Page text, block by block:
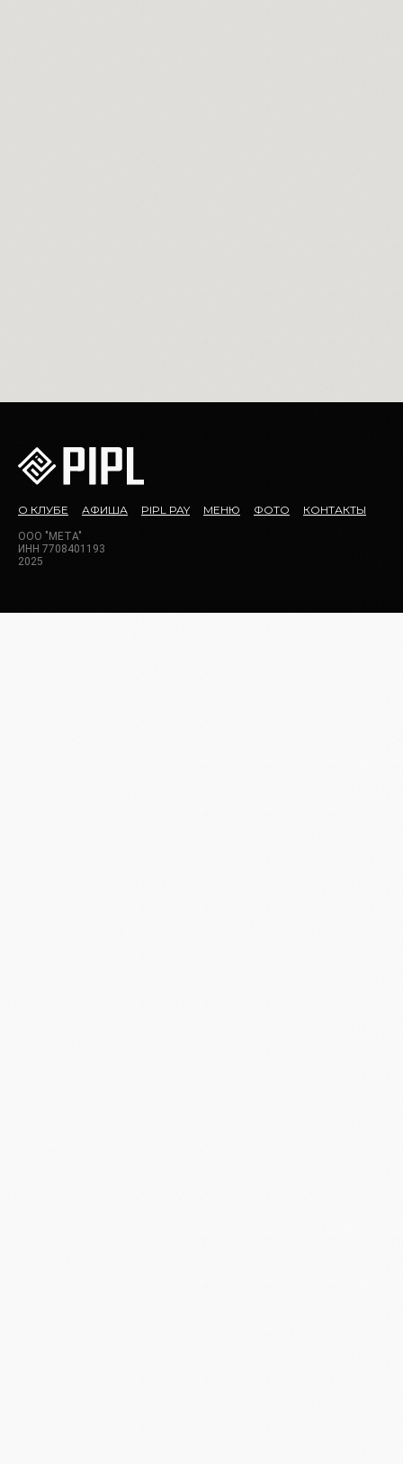
О КЛУБЕ АФИША PIPL PAY МЕНЮ ФОТО КОНТАКТЫ
ООО "МЕТА"
ИНН 7708401193
2025